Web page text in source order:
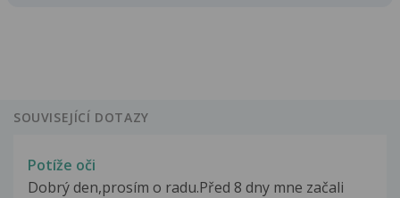
SOUVISEJÍCÍ DOTAZY
Potíže oči
Dobrý den,prosím o radu.Před 8 dny mne začali